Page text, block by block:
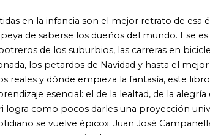
épica del ingenio de los pobres». Francisco Solano,
buena parte de una novela [...] repleta de diálogos
que nos recuerda al mejor Cortázar de Historias de
y sus habituales juegos de palabras». José